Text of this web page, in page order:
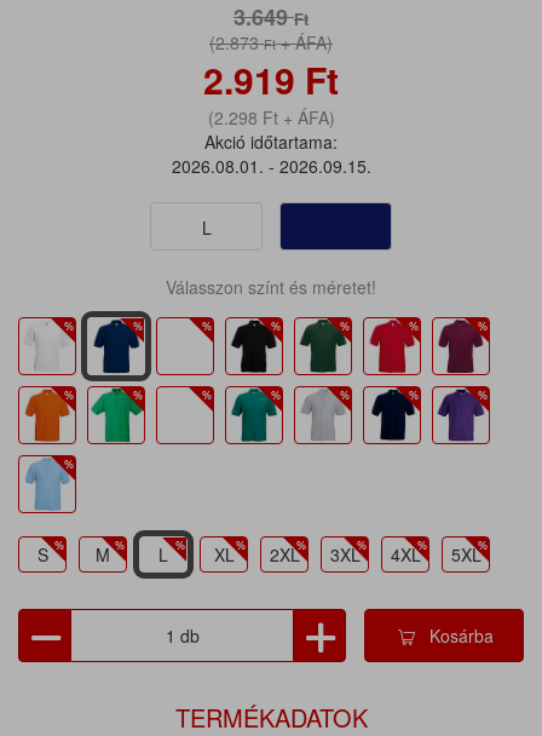
3.649Ft
(2.873Ft+ ÁFA)
2.919 Ft
(2.298 Ft+ ÁFA)
Akció időtartama:
2026.08.01. - 2026.09.15.
L
Válasszon színt és méretet!
S M L XL 2XL 3XL 4XL 5XL
Kosárba
TERMÉKADATOK